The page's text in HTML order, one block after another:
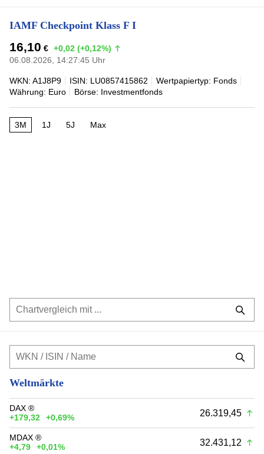
IAMF Checkpoint Klass F I
16,10 € +0,02 (+0,12%)
06.08.2026, 14:27:45 Uhr
WKN: A1J8P9 ISIN: LU0857415862
Wertpapiertyp: Fonds
Währung: Euro
Börse: Investmentfonds
3M 1J 5J Max
Weltmärkte
DAX ®
+179,32
+0,69% 26.319,45
MDAX ®
+4,79
+0,01% 32.431,12